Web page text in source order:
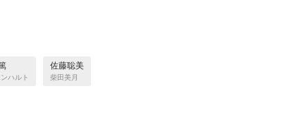
ハルト
佐藤聡美
柴田美月